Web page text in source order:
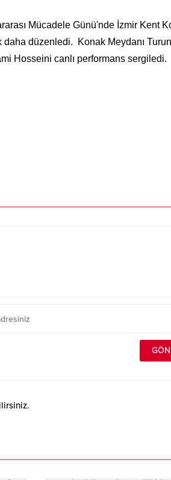
Mücadele Günü'nde İzmir Kent
düzenledi. Konak Meydanı
Hosseini canlı performans sergiledi.